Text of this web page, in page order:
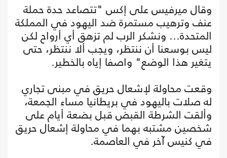
وقال ميرفيس على إكس "تتصاعد حدة حملة
عنف وترهيب مستمرة ضد اليهود في المملكة
المتحدة... ونشكر الرب لم تزهق أي أرواح لكن
ليس بوسعنا أن ننتظر، ويجب ألا ننتظر، حتى
⁠يتغير هذا الوضع" واصفا إياه بالخطير.
وقعت محاولة لإشعال حريق في مبنى تجاري
له صلات باليهود في بريطانيا مساء الجمعة،
وألقت الشرطة القبض قبل بضعة أيام على
شخصين مشتبه بهما في محاولة إشعال حريق
في كنيس آخر في العاصمة.